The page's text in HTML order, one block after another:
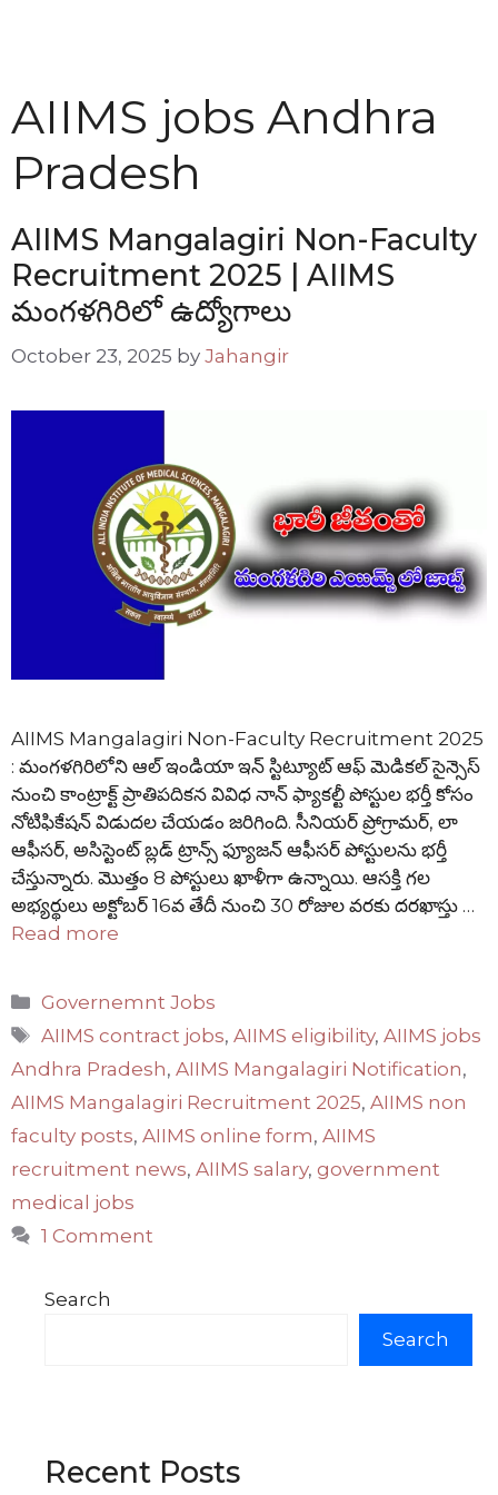
AIIMS jobs Andhra
Pradesh
AIIMS Mangalagiri Non-Faculty
Recruitment 2025 | AIIMS
మంగళగిరిలో ఉద్యోగాలు
October 23, 2025 by Jahangir
AIIMS Mangalagiri Non-Faculty Recruitment 2025
: మంగళగిరిలోని ఆల్ ఇండియా ఇన్ స్టిట్యూట్ ఆఫ్ మెడికల్ సైన్సెస్
నుంచి కాంట్రాక్ట్ ప్రాతిపదికన వివిధ నాన్ ఫ్యాకల్టీ పోస్టుల భర్తీ కోసం
నోటిఫికేషన్ విడుదల చేయడం జరిగింది. సీనియర్ ప్రోగ్రామర్, లా
ఆఫీసర్, అసిస్టెంట్ బ్లడ్ ట్రాన్స్ ఫ్యూజన్ ఆఫీసర్ పోస్టులను భర్తీ
చేస్తున్నారు. మొత్తం 8 పోస్టులు ఖాళీగా ఉన్నాయి. ఆసక్తి గల
అభ్యర్థులు అక్టోబర్ 16వ తేదీ నుంచి 30 రోజుల వరకు దరఖాస్తు …
Read more
Categories
Governemnt Jobs
Tags
AIIMS contract jobs,AIIMS eligibility,AIIMS jobs
Andhra Pradesh, AIIMS Mangalagiri Notification,
AIIMS Mangalagiri Recruitment 2025, AIIMS non
faculty posts, AIIMS online form, AIIMS
recruitment news, AIIMS salary, government
medical jobs
1 Comment
Search
Search
Recent Posts